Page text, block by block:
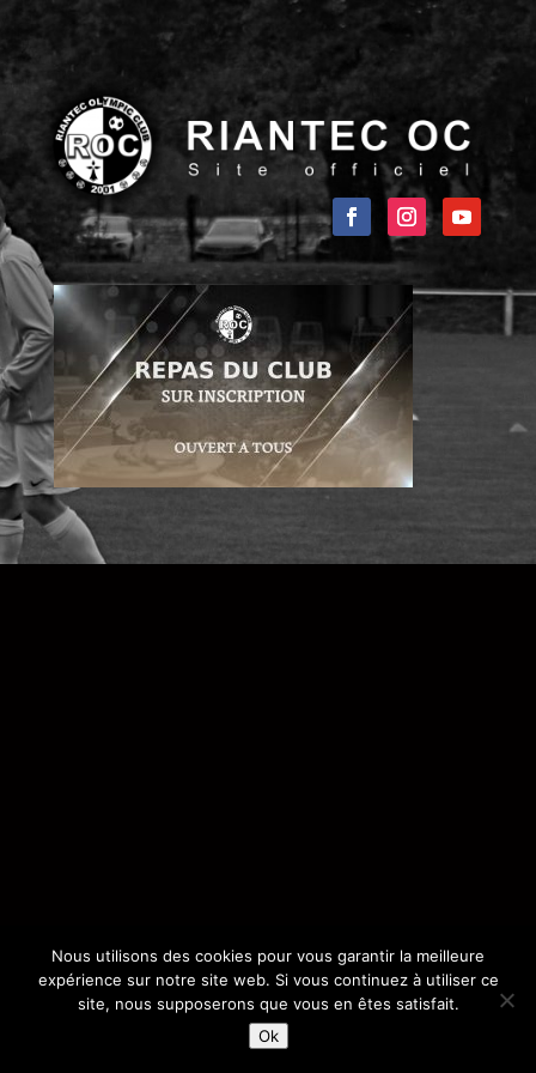
Nous utilisons des cookies pour vous garantir la meilleure
expérience sur notre site web. Si vous continuez à utiliser ce
site, nous supposerons que vous en êtes satisfait.
Ok